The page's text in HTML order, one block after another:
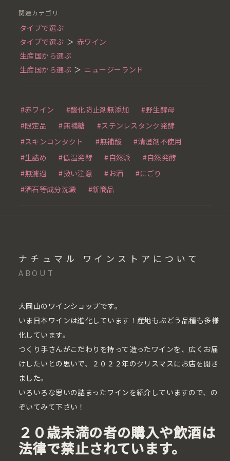
関連カテゴリ
タイプで選ぶ
タイプで選ぶ ＞ 赤ワイン
生産国から選ぶ
生産国から選ぶ ＞ ニュージーランド
#赤ワイン #酸化防止剤無添加
#野生酵母
#限定品
#無補糖
#ステンレスタンク発酵
#スキンコンタクト
#無補酸
#清澄剤不使用
#生詰め
#低温発酵 #自然派
#自然発酵
#無濾過
#扱い注意 #お酒
#にごり
#酒石等成分沈澱
#新商品
ナチュマル ワインストアについて
ABOUT
大岡山のワインショップです。
いま日本ワインは進化しています！産地もぶどう品種も多様
化しています。
つくり手さんがこだわりを持って造ったワインを、広くお届
けしたいとの思いで、２０２２年のクリスマスにお店を開き
ました。
いろいろな思いの詰まったワインを紹介していますので、の
ぞいてみて下さい！
２０歳未満の者の購入や飲酒は
法律で禁止されています。